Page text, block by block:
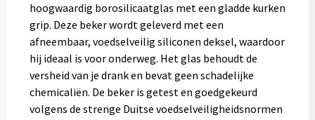
hoogwaardig borosilicaatglas met een gladde kurken
grip. Deze beker wordt geleverd met een
afneembaar, voedselveilig siliconen deksel, waardoor
hij ideaal is voor onderweg. Het glas behoudt de
versheid van je drank en bevat geen schadelijke
chemicaliën. De beker is getest en goedgekeurd
volgens de strenge Duitse voedselveiligheidsnormen